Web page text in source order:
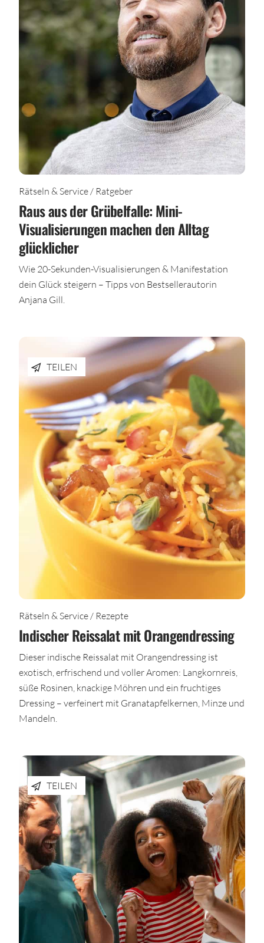
Rätseln & Service / Ratgeber
Raus aus der Grübelfalle: Mini-
Visualisierungen machen den Alltag
glücklicher
Wie 20-Sekunden-Visualisierungen & Manifestation
dein Glück steigern – Tipps von Bestsellerautorin
Anjana Gill.
TEILEN
Rätseln & Service / Rezepte
Indischer Reissalat mit Orangendressing
Dieser indische Reissalat mit Orangendressing ist
exotisch, erfrischend und voller Aromen: Langkornreis,
süße Rosinen, knackige Möhren und ein fruchtiges
Dressing – verfeinert mit Granatapfelkernen, Minze und
Mandeln.
TEILEN